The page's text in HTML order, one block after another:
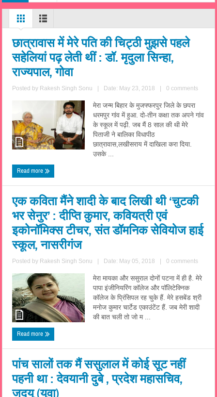
छात्रावास में मेरे पति की चिट्ठी मुझसे पहले
सहेलियां पढ़ लेती थीं : डॉ. मृदुला सिन्हा,
राज्यपाल, गोवा
Posted by Rakesh Singh Sonu Date: May 23, 2018 0 comments
मेरा जन्म बिहार के मुजफ्फरपुर जिले के छपरा
धरमपुर गांव में हुआ. दो-तीन कक्षा तक अपने गांव
के स्कूल में पढ़ी. जब मैं 8 साल की थी मेरे
पिताजी ने बालिका विधापीठ
छात्रावास,लखीसराय में दाखिला करा दिया.
उसके ...
Read more
एक कविता मैंने शादी के बाद लिखी थी ‘चुटकी
भर सेनुर’ : दीप्ति कुमार, कवियत्री एवं
इकोनॉमिक्स टीचर, संत डॉमनिक सेवियोज हाई
स्कूल, नासरीगंज
Posted by Rakesh Singh Sonu Date: May 05, 2018 0 comments
मेरा मायका और ससुराल दोनों पटना में ही है. मेरे
पापा इंजीनियरिंग कॉलेज और पॉलिटेक्निक
कॉलेज के प्रिंसिपल रह चुके हैं. मेरे हसबेंड श्री
मनोज कुमार चार्टेड एकाउंटेंट हैं. जब मेरी शादी
की बात चली तो जो म ...
Read more
पांच सालों तक मैं ससुलाल में कोई सूट नहीं
पहनी था : देवयानी दुबे , प्रदेश महासचिव,
जदयू (युवा)